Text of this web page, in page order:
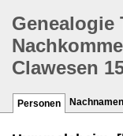
Genealogie
Clawesen
Personen Nachnamen